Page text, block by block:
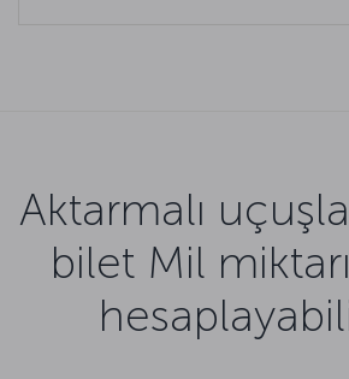
Aktarmalı
bilet Mil